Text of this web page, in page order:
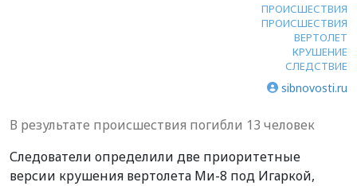
ПРОИСШЕСТВИЯ
ПРОИСШЕСТВИЯ
ВЕРТОЛЕТ
КРУШЕНИЕ
СЛЕДСТВИЕ
sibnovosti.ru
В результате происшествия погибли 13 человек
Следователи определили две приоритетные
версии крушения вертолета Ми-8 под Игаркой,